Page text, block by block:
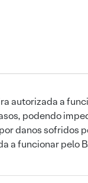
autorizada a
podendo
danos sofridos
a funcionar pelo